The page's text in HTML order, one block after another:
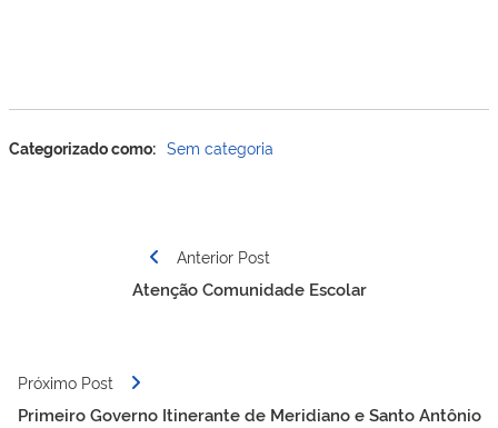
Categorizado como: Sem categoria
Navegação
Anterior Post
Atenção Comunidade Escolar
Próximo Post
Primeiro Governo Itinerante de Meridiano e Santo Antônio